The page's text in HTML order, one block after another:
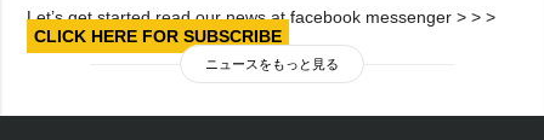
Let’s get started read our news at facebook messenger > > >
CLICK HERE FOR SUBSCRIBE
ニュースをもっと見る